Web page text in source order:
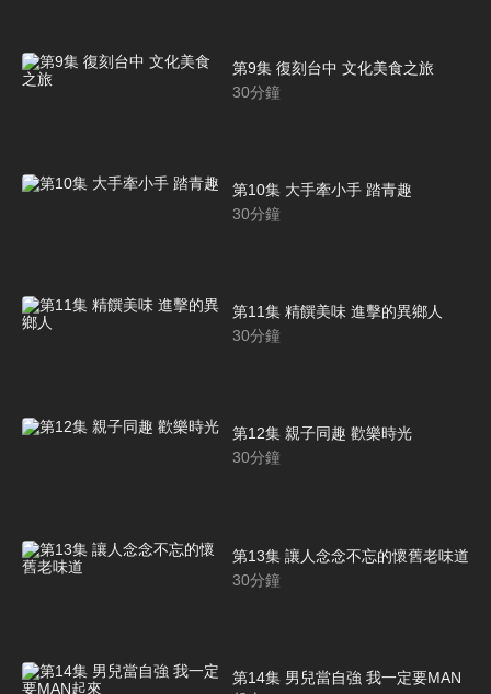
第9集 復刻台中 文化美食之旅
30分鐘
第10集 大手牽小手 踏青趣
30分鐘
第11集 精饌美味 進擊的異鄉人
30分鐘
第12集 親子同趣 歡樂時光
30分鐘
第13集 讓人念念不忘的懷舊老味道
30分鐘
第14集 男兒當自強 我一定要MAN